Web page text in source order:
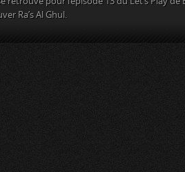
Ra’s Al Ghul.